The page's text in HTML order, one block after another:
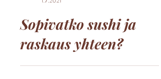
Raskaus & Ruokavalio
1.7.2021
Sopivatko sushi ja